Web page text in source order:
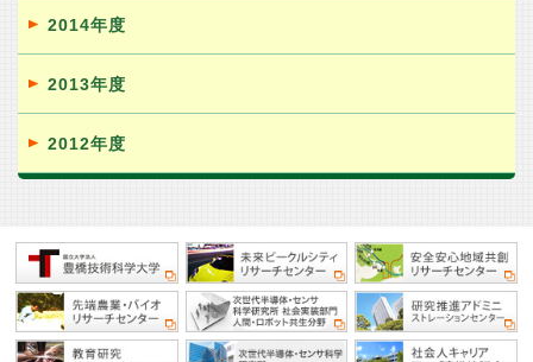
2014年度
2013年度
2012年度